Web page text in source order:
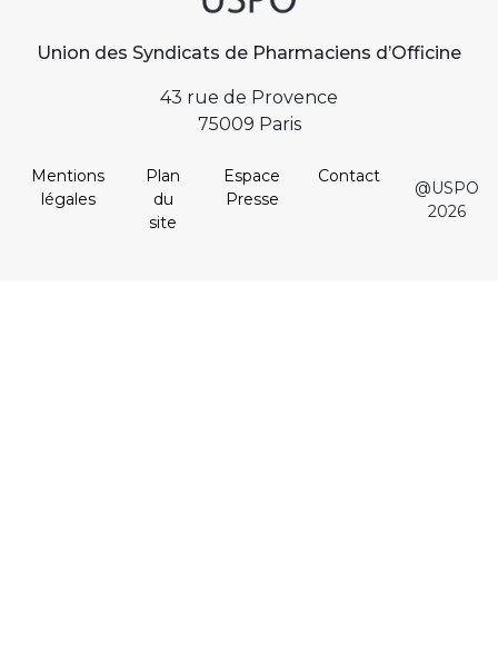
Union des Syndicats de Pharmaciens d’Officine
43 rue de Provence
75009 Paris
Mentions
légales
Plan
du
site
Espace
Presse
Contact
@USPO
2026